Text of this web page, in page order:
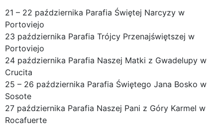
21 – 22 października Parafia Świętej Narcyzy w
Portoviejo
23 października Parafia Trójcy Przenajświętszej w
Portoviejo
24 października Parafia Naszej Matki z Gwadelupy w
Crucita
25 – 26 października Parafia Świętego Jana Bosko w
Sosote
27 października Parafia Naszej Pani z Góry Karmel w
Rocafuerte